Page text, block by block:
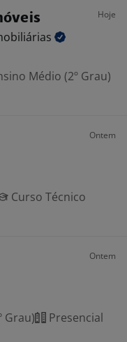
Hoje
Médio (2º Grau)
Ontem
Curso Técnico
Ontem
Grau)
Presencial